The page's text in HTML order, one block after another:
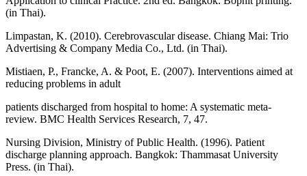
(in Thai).
Limpastan, K. (2010). Cerebrovascular disease. Chiang Mai: Trio
Advertising & Company Media Co., Ltd. (in Thai).
Mistiaen, P., Francke, A. & Poot, E. (2007). Interventions aimed at
reducing problems in adult
patients discharged from hospital to home: A systematic meta-
review. BMC Health Services Research, 7, 47.
Nursing Division, Ministry of Public Health. (1996). Patient
discharge planning approach. Bangkok: Thammasat University
Press. (in Thai).